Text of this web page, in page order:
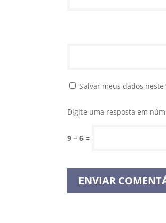
Salvar meus dados
Digite uma resposta em
9 − 6 =